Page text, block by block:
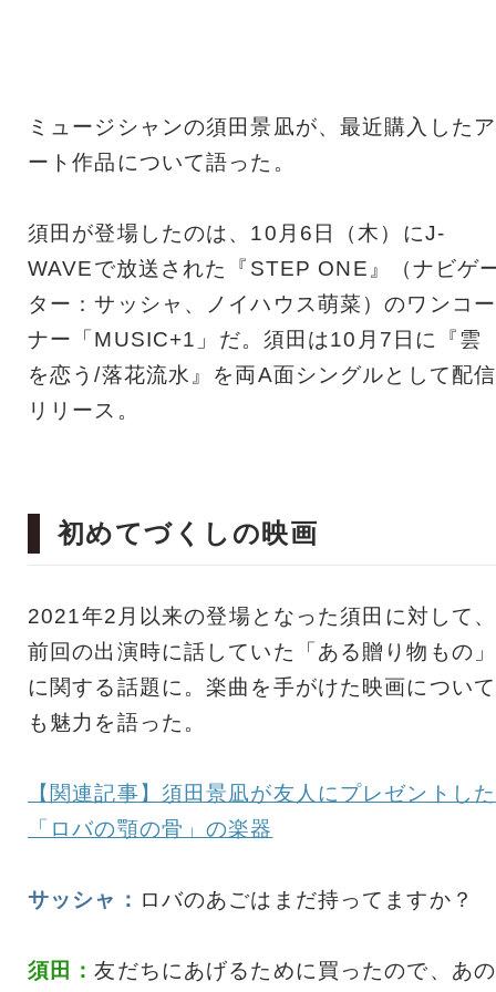
ミュージシャンの須田景凪が、最近購入したア
ート作品について語った。
須田が登場したのは、10月6日（木）にJ-
WAVEで放送された『STEP ONE』（ナビゲ
ター：サッシャ、ノイハウス萌菜）のワンコー
ナー「MUSIC+1」だ。須田は10月7日に『雲
を恋う/落花流水』を両A面シングルとして配信
リリース。
初めてづくしの映画
2021年2月以来の登場となった須田に対して、
前回の出演時に話していた「ある贈り物もの」
に関する話題に。楽曲を手がけた映画について
も魅力を語った。
【関連記事】須田景凪が友人にプレゼントした
「ロバの顎の骨」の楽器
サッシャ： ロバのあごはまだ持ってますか？
須田：友だちにあげるために買ったので、あの